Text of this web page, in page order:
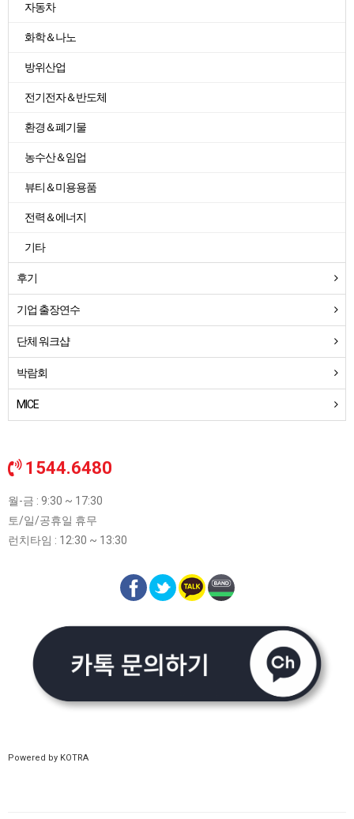
자동차
화학＆나노
방위산업
전기전자＆반도체
환경＆폐기물
농수산＆임업
뷰티＆미용용품
전력＆에너지
기타
후기
기업 출장연수
단체 워크샵
박람회
MICE
1544.6480
월-금 : 9:30 ~ 17:30
토/일/공휴일 휴무
런치타임 : 12:30 ~ 13:30
Powered by KOTRA